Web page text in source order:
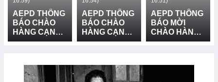
QUẢNG BÌNH
AEPD THÔNG
BÁO CHÀO
HÀNG CẠNH
TRANH CUNG
THỐNG LOA
TRUYỀN
AEPD THÔNG
BÁO CHÀO
HÀNG CẠNH
TRANH CUNG
CỨU HỘ VÀ
PHÒNG
AEPD THÔNG
BÁO MỜI
CHÀO HÀNG
CẠNH TRANH